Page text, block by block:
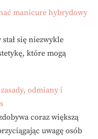
manicure hybrydowy
się niezwykle
które mogą
odmiany i
coraz większą
uwagę osób